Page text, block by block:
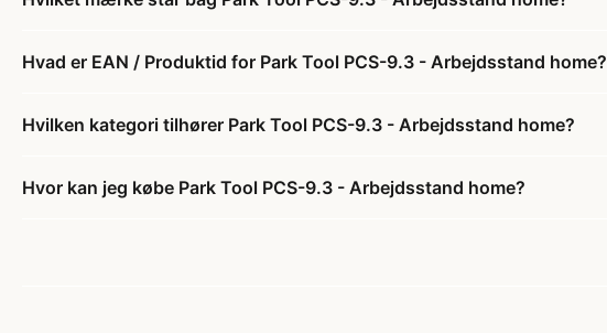
Hvad er EAN / Produktid for Park Tool PCS-9.3 - Arbejdsstand home?
Hvilken kategori tilhører Park Tool PCS-9.3 - Arbejdsstand home?
Hvor kan jeg købe Park Tool PCS-9.3 - Arbejdsstand home?